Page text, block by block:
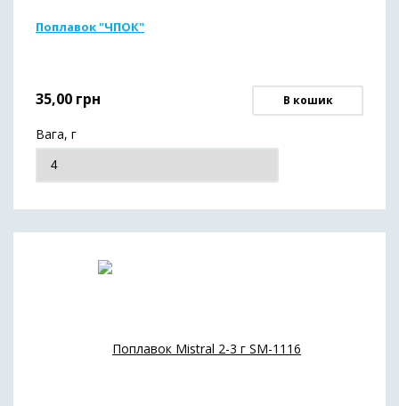
Поплавок "ЧПОК"
35,00 грн В кошик
Вага, г